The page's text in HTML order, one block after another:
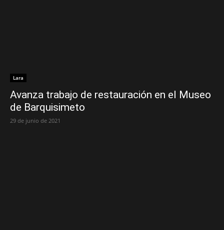
Lara
Avanza trabajo de restauración en el Museo
de Barquisimeto
29 de junio de 2021